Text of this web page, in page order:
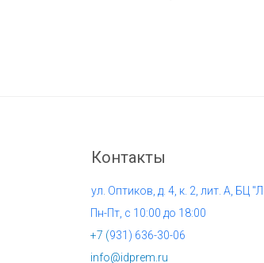
info@idprem.ru
Контакты
+7 (931) 636-30-06
ул. Оптиков, д. 4, к. 2, лит. А, БЦ
Пн-Пт, с 10:00 до 18:00